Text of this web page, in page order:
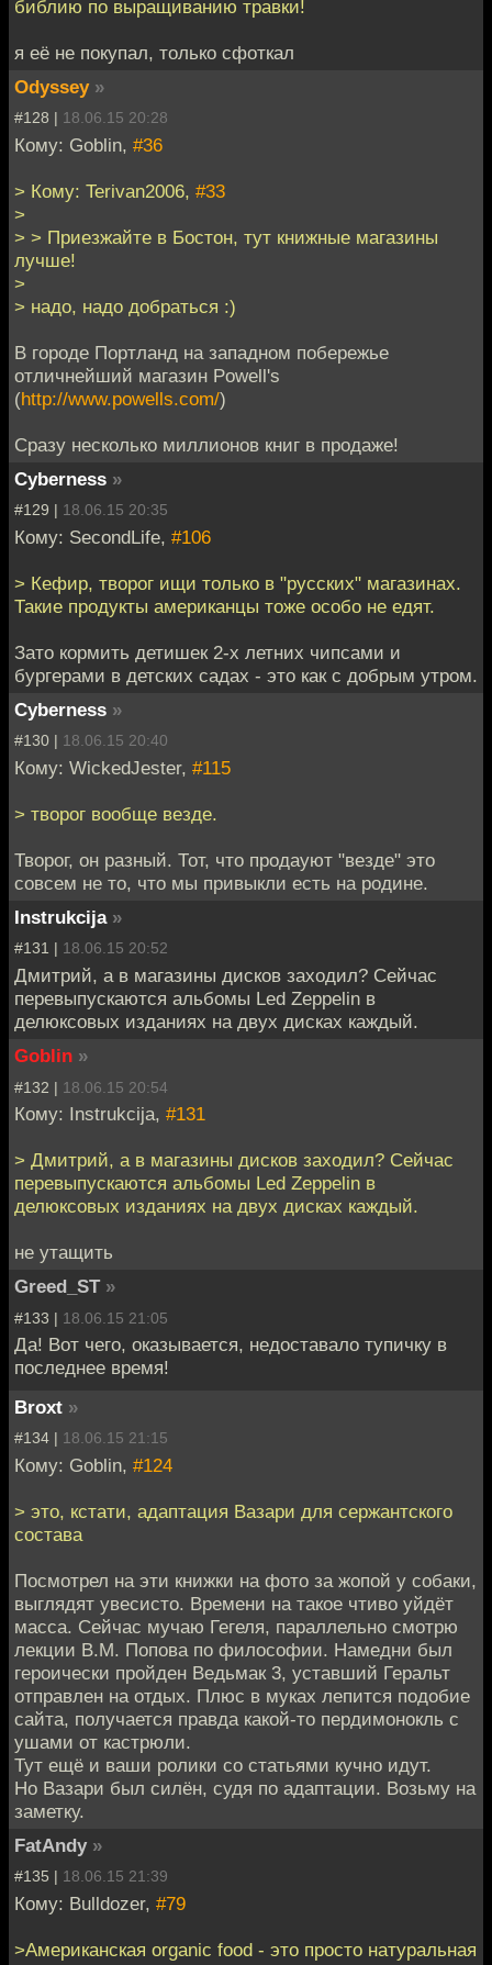
библию по выращиванию травки!
я её не покупал, только сфоткал
Odyssey »
#128 | 18.06.15 20:28
Кому: Goblin, #36
> Кому: Terivan2006, #33
>
> > Приезжайте в Бостон, тут книжные магазины
лучше!
>
> надо, надо добраться :)
В городе Портланд на западном побережье
отличнейший магазин Powell's
(http://www.powells.com/)
Сразу несколько миллионов книг в продаже!
Cyberness »
#129 | 18.06.15 20:35
Кому: SecondLife, #106
> Кефир, творог ищи только в "русских" магазинах.
Такие продукты американцы тоже особо не едят.
Зато кормить детишек 2-х летних чипсами и
бургерами в детских садах - это как с добрым утром.
Cyberness »
#130 | 18.06.15 20:40
Кому: WickedJester, #115
> творог вообще везде.
Творог, он разный. Тот, что продауют "везде" это
совсем не то, что мы привыкли есть на родине.
Instrukcija »
#131 | 18.06.15 20:52
Дмитрий, а в магазины дисков заходил? Сейчас
перевыпускаются альбомы Led Zeppelin в
делюксовых изданиях на двух дисках каждый.
Goblin »
#132 | 18.06.15 20:54
Кому: Instrukcija, #131
> Дмитрий, а в магазины дисков заходил? Сейчас
перевыпускаются альбомы Led Zeppelin в
делюксовых изданиях на двух дисках каждый.
не утащить
Greed_ST »
#133 | 18.06.15 21:05
Да! Вот чего, оказывается, недоставало тупичку в
последнее время!
Broxt »
#134 | 18.06.15 21:15
Кому: Goblin, #124
> это, кстати, адаптация Вазари для сержантского
состава
Посмотрел на эти книжки на фото за жопой у собаки,
выглядят увесисто. Времени на такое чтиво уйдёт
масса. Сейчас мучаю Гегеля, параллельно смотрю
лекции В.М. Попова по философии. Намедни был
героически пройден Ведьмак 3, уставший Геральт
отправлен на отдых. Плюс в муках лепится подобие
сайта, получается правда какой-то пердимонокль с
ушами от кастрюли.
Тут ещё и ваши ролики со статьями кучно идут.
Но Вазари был силён, судя по адаптации. Возьму на
заметку.
FatAndy »
#135 | 18.06.15 21:39
Кому: Bulldozer, #79
>Американская organic food - это просто натуральная